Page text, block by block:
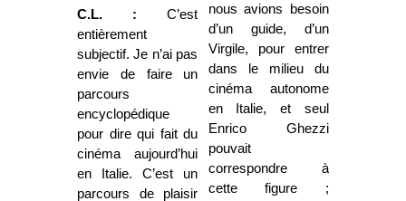
C.L. : C’est
entièrement
subjectif. Je n’ai pas
envie de faire un
parcours
encyclopédique
pour dire qui fait du
cinéma aujourd’hui
en Italie. C’est un
parcours de plaisir
nous avions besoin
d’un guide, d’un
Virgile, pour entrer
dans le milieu du
cinéma autonome
en Italie, et seul
Enrico Ghezzi
pouvait
correspondre à
cette figure ;